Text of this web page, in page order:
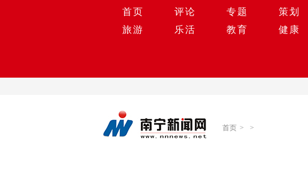
首页 评论 专题 策划
旅游
乐活 教育 健康
首页 > >